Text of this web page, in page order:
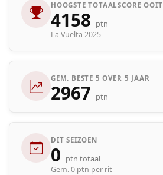
HOOGSTE TOTAALSCORE OOIT
4158 ptn
La Vuelta 2025
GEM. BESTE 5 OVER 5 JAAR
2967 ptn
DIT SEIZOEN
0 ptn totaal
Gem. 0 ptn per rit